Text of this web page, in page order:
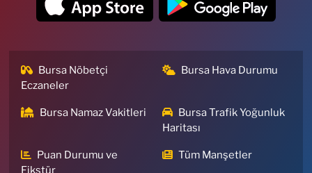
Bursa Nöbetçi
Eczaneler
Bursa Hava Durumu
Bursa Namaz Vakitleri
Bursa Trafik Yoğunluk
Haritası
Puan Durumu ve
Fikstür
Tüm Manşetler